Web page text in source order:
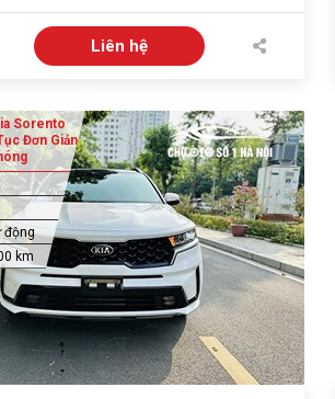
Liên hệ
Sorento
Đơn Giản
động
km